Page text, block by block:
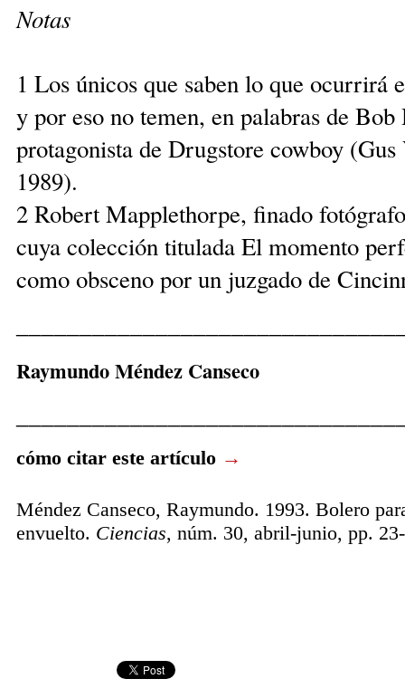
Notas
1 Los únicos que saben lo que ocurrirá
y por eso no temen, en palabras de Bob
protagonista de Drugstore cowboy
1989).
2 Robert Mapplethorpe, finado
cuya colección titulada El momento
como obsceno por un juzgado de
Raymundo Méndez Canseco
cómo citar este artículo →
Méndez Canseco, Raymundo. 1993. Bolero
envuelto. Ciencias, núm. 30, abril-junio, pp.